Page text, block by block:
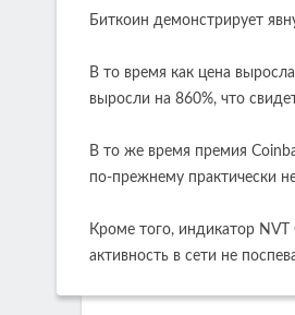
Биткоин демонстрирует
В то время как цена
выросли на 860%, что
В то же время премия
по-прежнему практически
Кроме того, индикатор NVT
активность в сети не